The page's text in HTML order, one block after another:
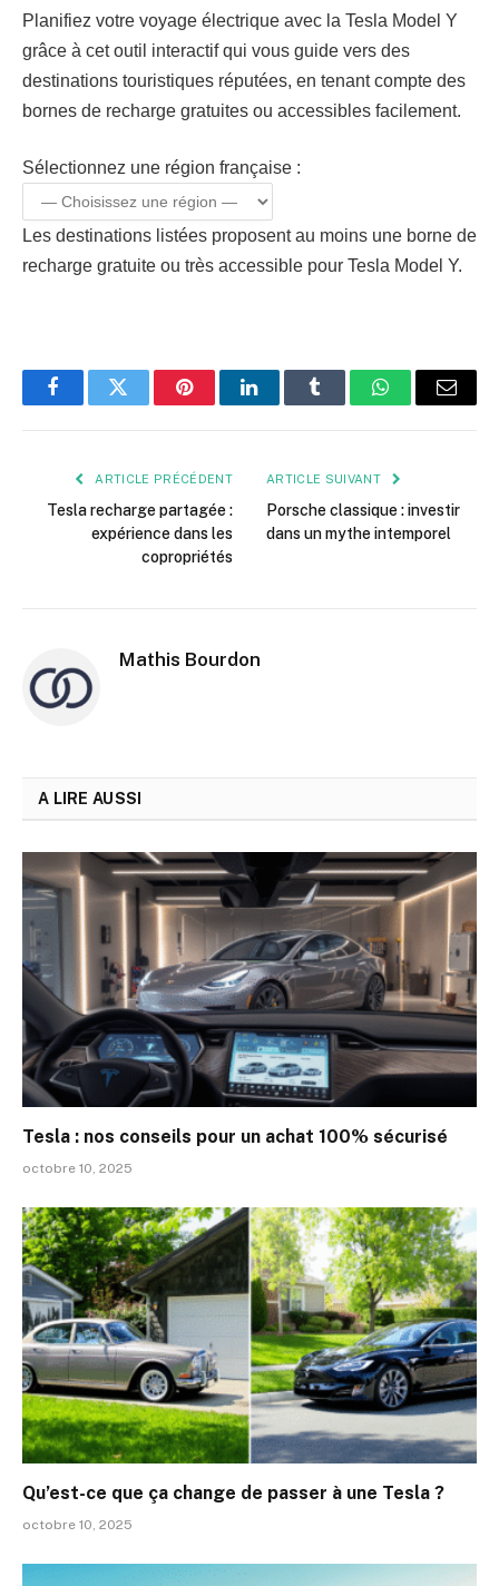
Planifiez votre voyage électrique avec la Tesla Model Y
grâce à cet outil interactif qui vous guide vers des
destinations touristiques réputées, en tenant compte des
bornes de recharge gratuites ou accessibles facilement.
Sélectionnez une région française :
Les destinations listées proposent au moins une borne de
recharge gratuite ou très accessible pour Tesla Model Y.
FacebookTwitter PinterestLinkedInTumblr WhatsApp
E-
ARTICLE PRÉCÉDENT
Tesla recharge partagée :
expérience dans les
copropriétés
ARTICLE SUIVANT
Porsche classique : investir
dans un mythe intemporel
Mathis Bourdon
A LIRE AUSSI
Tesla : nos conseils pour un achat 100% sécurisé
octobre 10, 2025
Qu’est-ce que ça change de passer à une Tesla ?
octobre 10, 2025